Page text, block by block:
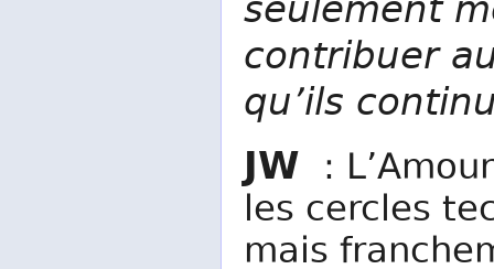
contribuer
qu’ils
JW :
les cercles
mais